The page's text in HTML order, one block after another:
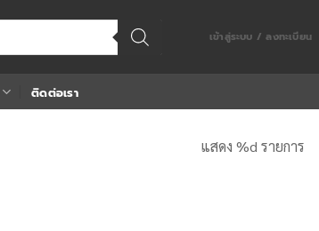
เข้าสู่ระบบ / ลงทะเบียน
ติดต่อเรา
แสดง %d รายการ